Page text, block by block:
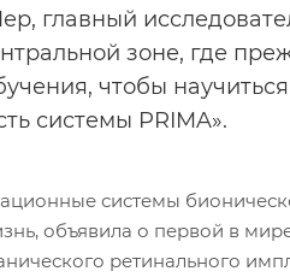
главный
зоне, где
чтобы
системы PRIMA».
системы
объявила о первой в
ретинального